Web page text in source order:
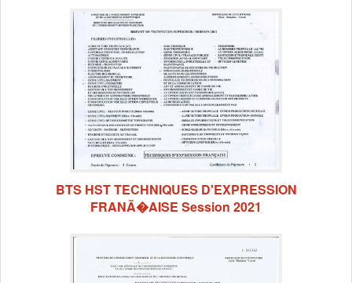
BTS HST TECHNIQUES D'EXPRESSION
FRANÃ�AISE Session 2021